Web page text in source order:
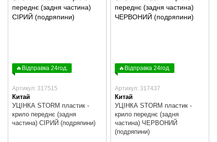
🔥Відправка 24год.
Артикул: 317515
Китай
УЦІНКА STORM пластик -
крило переднє (задня
частина) СІРИЙ (подряпини)
🔥Відправка 24год.
Артикул: 317437
Китай
УЦІНКА STORM пластик -
крило переднє (задня
частина) ЧЕРВОНИЙ
(подряпини)